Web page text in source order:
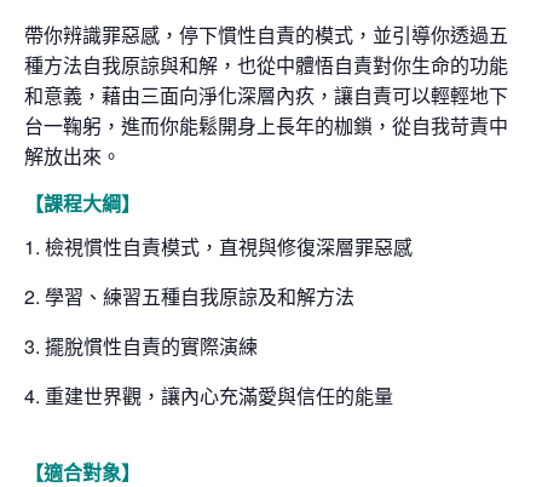
帶你辨識罪惡感，停下慣性自責的模式，並引導你透過五
種方法自我原諒與和解，也從中體悟自責對你生命的功能
和意義，藉由三面向淨化深層內疚，讓自責可以輕輕地下
台一鞠躬，進而你能鬆開身上長年的枷鎖，從自我苛責中
解放出來。
【課程大綱】
1. 檢視慣性自責模式，直視與修復深層罪惡感
2. 學習、練習五種自我原諒及和解方法
3. 擺脫慣性自責的實際演練
4. 重建世界觀，讓內心充滿愛與信任的能量
【適合對象】